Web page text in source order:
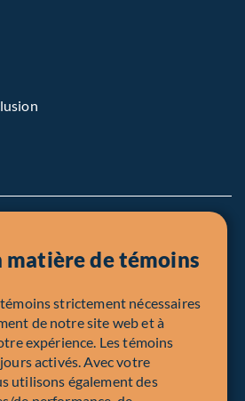
des États-Unis
matière de témoins
strictement nécessaires
de notre site web et à
expérience. Les témoins
activés. Avec votre
utilisons également des